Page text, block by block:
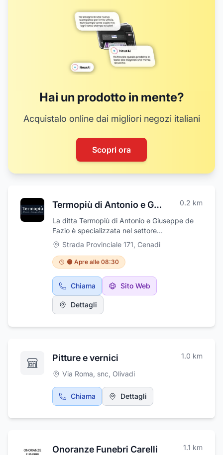
Hai un prodotto in mente?
Acquistalo online dai migliori negozi italiani
Scopri ora
Termopiù di Antonio e Giuseppe de Fazio 0.2 km
La ditta Termopiù di Antonio e Giuseppe de
Fazio è specializzata nel settore
dell'impiantistica idraulica e termoidraulica.
Concessionaria Unical nella vendita di caldaie,
stufe, termostufe e termocamini offre servizio
di assistenza tecnica. Tra i prodotti e servizi
offerti: vendita stufe e caldaie a gas,
caminetti a pellet, termocamini a pellet,
assistenza stufe a pellet, vendita candelette
per stufe a pellet. Si offre servizio di
Strada Provinciale 171, Cenadi
🟠 Apre alle 08:30
Chiama Sito Web
Dettagli
Pitture e vernici 1.0 km
Via Roma, snc, Olivadi
Chiama Dettagli
Onoranze Funebri Carelli 1.1 km